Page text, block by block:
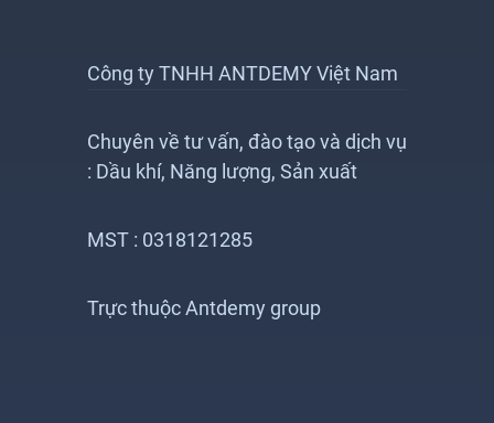
Công ty TNHH ANTDEMY Việt Nam
Chuyên về tư vấn, đào tạo và dịch vụ
: Dầu khí, Năng lượng, Sản xuất
MST : 0318121285
Trực thuộc Antdemy group